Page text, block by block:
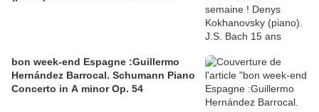
bon week-end Espagne :Guillermo
Hernández Barrocal. Schumann Piano
Concerto in A minor Op. 54